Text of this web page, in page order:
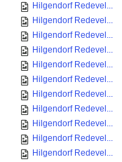
Hilgendorf Redevel...
Hilgendorf Redevel...
Hilgendorf Redevel...
Hilgendorf Redevel...
Hilgendorf Redevel...
Hilgendorf Redevel...
Hilgendorf Redevel...
Hilgendorf Redevel...
Hilgendorf Redevel...
Hilgendorf Redevel...
Hilgendorf Redevel...